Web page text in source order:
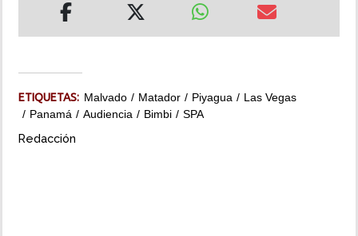
ETIQUETAS: Malvado Matador Piyagua
Las Vegas
Panamá
Audiencia Bimbi SPA
Redacción